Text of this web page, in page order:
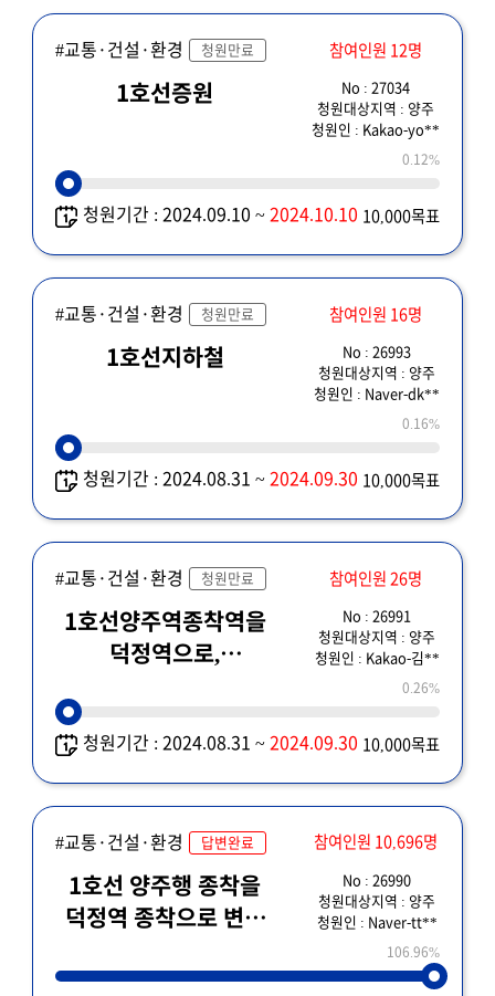
#교통·건설·환경 청원만료 참여인원 12명
1호선증원
No : 27034
청원대상지역 : 양주
청원인 : Kakao-yo**
0.12%
청원기간 : 2024.09.10 ~2024.10.10 10,000목표
#교통·건설·환경 청원만료 참여인원 16명
1호선지하철
No : 26993
청원대상지역 : 양주
청원인 : Naver-dk**
0.16%
청원기간 : 2024.08.31 ~2024.09.30 10,000목표
#교통·건설·환경 청원만료 참여인원 26명
1호선양주역종착역을
덕정역으로,
No : 26991
청원대상지역 : 양주
청원인 : Kakao-김**
0.26%
청원기간 : 2024.08.31 ~2024.09.30 10,000목표
#교통·건설·환경 답변완료 참여인원 10,696명
1호선 양주행 종착을
덕정역 종착으로 변경
부탁드립니다.
No : 26990
청원대상지역 : 양주
청원인 : Naver-tt**
106.96%